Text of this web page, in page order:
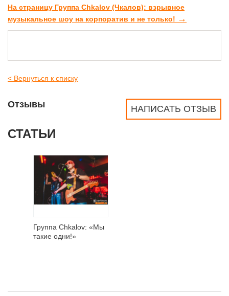
На страницу Группа Chkalov (Чкалов): взрывное
музыкальное шоу на корпоратив и не только! →
< Вернуться к списку
НАПИСАТЬ ОТЗЫВ
Отзывы
СТАТЬИ
Группа Chkalov: «Мы
такие одни!»